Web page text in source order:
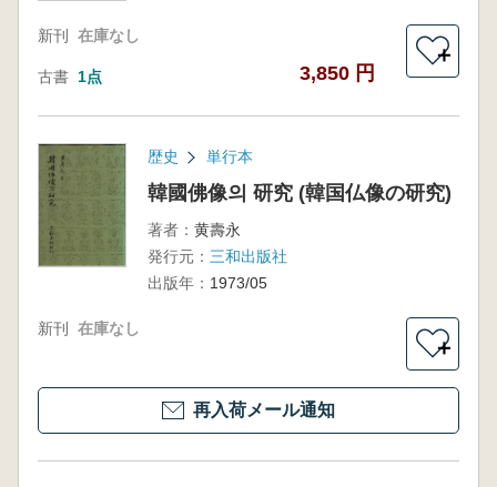
新刊 在庫なし
古書 1点 3,850 円
＋
歴史 単行本
韓國佛像의 研究 (韓国仏像の研究)
著者： 黄壽永
発行元： 三和出版社
出版年： 1973/05
新刊 在庫なし
＋
再入荷メール通知